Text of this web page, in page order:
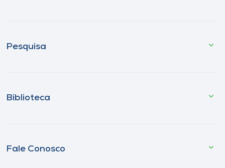
Pesquisa
Biblioteca
Fale Conosco